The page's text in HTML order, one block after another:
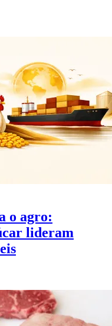
o agro:
lideram